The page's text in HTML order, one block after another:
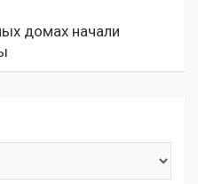
домах начали